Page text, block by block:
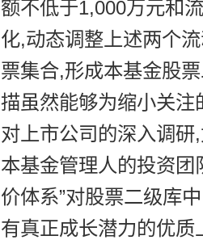
额不低于1,000万元和
化,动态调整上述两个
票集合,形成本基金股
描虽然能够为缩小关
对上市公司的深入调
本基金管理人的投资团
价体系”对股票二级库
有真正成长潜力的优质